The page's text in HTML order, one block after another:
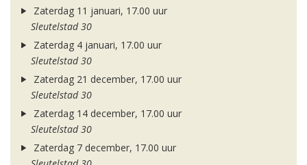
Zaterdag 11 januari, 17.00 uur
Sleutelstad 30
Zaterdag 4 januari, 17.00 uur
Sleutelstad 30
Zaterdag 21 december, 17.00 uur
Sleutelstad 30
Zaterdag 14 december, 17.00 uur
Sleutelstad 30
Zaterdag 7 december, 17.00 uur